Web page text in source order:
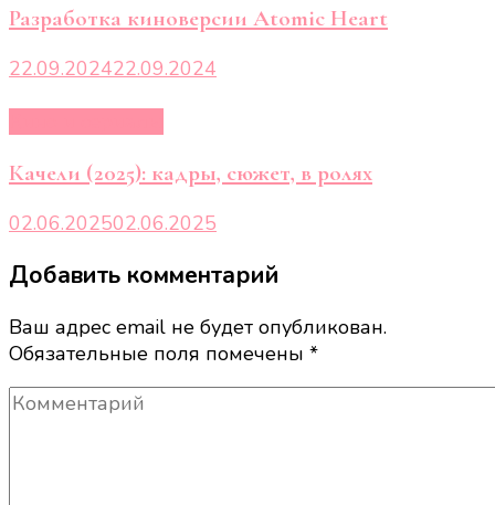
Разработка киноверсии Atomic Heart
22.09.202422.09.2024
Качели (2025): кадры, сюжет, в ролях
02.06.202502.06.2025
Добавить комментарий
Ваш адрес email не будет опубликован.
Обязательные поля помечены *
Комментарий